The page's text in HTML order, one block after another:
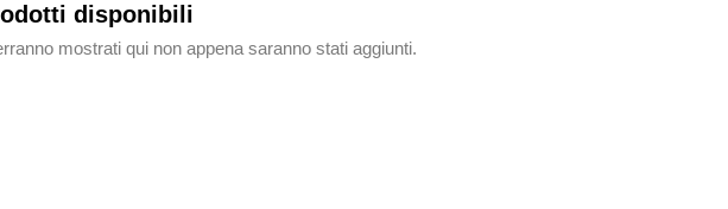
disponibili
mostrati qui non appena saranno stati aggiunti.